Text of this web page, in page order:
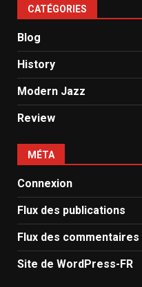
CATÉGORIES
Blog
History
Modern Jazz
Review
MÉTA
Connexion
Flux des publications
Flux des commentaires
Site de WordPress-FR